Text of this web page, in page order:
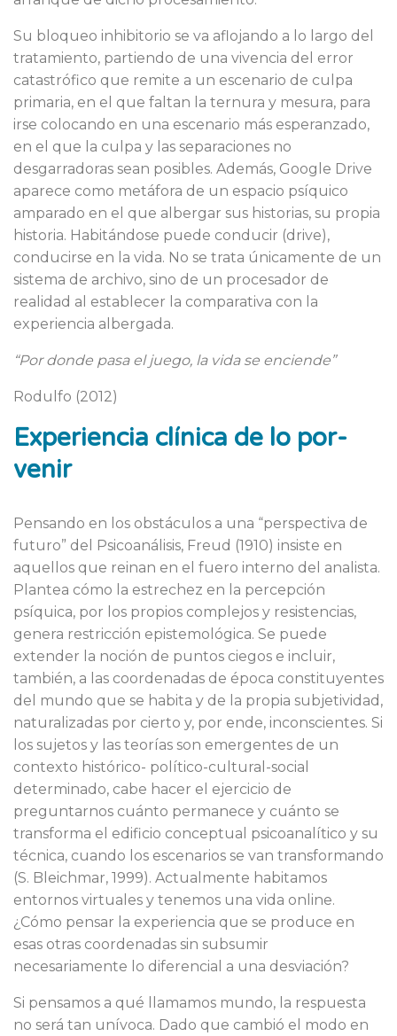
Su bloqueo inhibitorio se va aflojando a lo largo del
tratamiento, partiendo de una vivencia del error
catastrófico que remite a un escenario de culpa
primaria, en el que faltan la ternura y mesura, para
irse colocando en una escenario más esperanzado,
en el que la culpa y las separaciones no
desgarradoras sean posibles. Además, Google Drive
aparece como metáfora de un espacio psíquico
amparado en el que albergar sus historias, su propia
historia. Habitándose puede conducir (drive),
conducirse en la vida. No se trata únicamente de un
sistema de archivo, sino de un procesador de
realidad al establecer la comparativa con la
experiencia albergada.
“Por donde pasa el juego, la vida se enciende”
Rodulfo (2012)
Experiencia clínica de lo por-
venir
Pensando en los obstáculos a una “perspectiva de
futuro” del Psicoanálisis, Freud (1910) insiste en
aquellos que reinan en el fuero interno del analista.
Plantea cómo la estrechez en la percepción
psíquica, por los propios complejos y resistencias,
genera restricción epistemológica. Se puede
extender la noción de puntos ciegos e incluir,
también, a las coordenadas de época constituyentes
del mundo que se habita y de la propia subjetividad,
naturalizadas por cierto y, por ende, inconscientes. Si
los sujetos y las teorías son emergentes de un
contexto histórico- político-cultural-social
determinado, cabe hacer el ejercicio de
preguntarnos cuánto permanece y cuánto se
transforma el edificio conceptual psicoanalítico y su
técnica, cuando los escenarios se van transformando
(S. Bleichmar, 1999). Actualmente habitamos
entornos virtuales y tenemos una vida online.
¿Cómo pensar la experiencia que se produce en
esas otras coordenadas sin subsumir
necesariamente lo diferencial a una desviación?
Si pensamos a qué llamamos mundo, la respuesta
no será tan unívoca. Dado que cambió el modo en